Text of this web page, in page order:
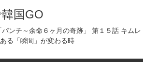
国GO
ンチ～余命６ヶ月の奇跡」 第１５話 キムレ
る「瞬間」が変わる時